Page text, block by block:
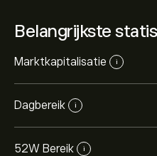
Belangrijkste
Marktkapitalisatie i
Dagbereik i
52W Bereik i